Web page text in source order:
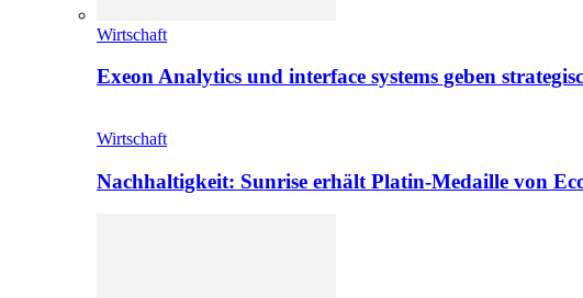
Wirtschaft
Exeon Analytics und interface systems geben
Wirtschaft
Nachhaltigkeit: Sunrise erhält Platin-Medaille von